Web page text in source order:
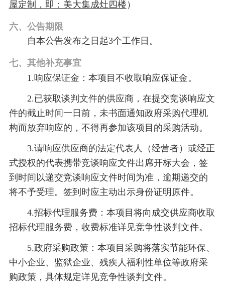
屋定制，即： 美大集成灶四楼 ）
六、公告期限
自本公告发布之日起3个工作日。
七、 其他补充事宜
1.响应保证金： 本项目不收取响应保证金。
2.已获取谈判文件的供应商，在提交竞谈响应文
件的截止时间一日前，未书面通知政府采购代理机
构而放弃响应的，不得再参加该项目的采购活动。
3.请响应供应商的法定代表人（经营者）或经正
式授权的代表携带竞谈响应文件出席开标大会，签
到时间以递交竞谈响应文件时间为准，逾期递交的
将不予受理。签到时应主动出示身份证明原件。
4.招标代理服务费：本项目将向成交供应商收取
招标代理服务费，收费标准详见竞争性谈判文件。
5.政府采购政策：本项目采购将落实节能环保、
中小企业、监狱企业、残疾人福利性单位等政府采
购政策，具体规定详见竞争性谈判文件。